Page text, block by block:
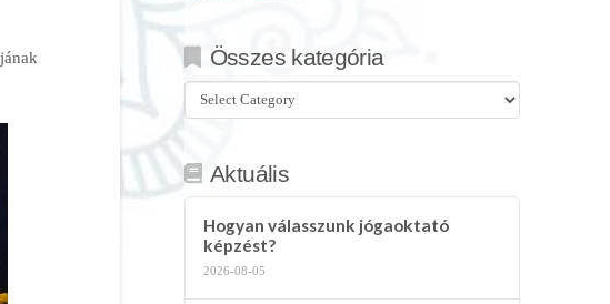
Összes kategória
Összes
kategória
Aktuális
Hogyan válasszunk jógaoktató
képzést?
2026-08-05